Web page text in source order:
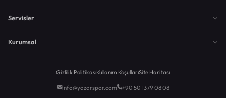
Servisler
Kurumsal
Gizlilik PolitikasıKullanım KoşullarıSite Haritası
info@yazarspor.com +90 501 379 08 08